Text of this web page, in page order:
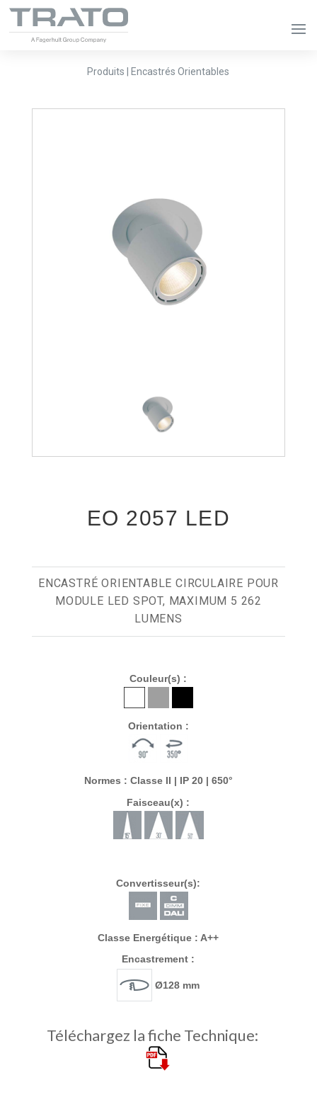
Produits | Encastrés Orientables
EO 2057 LED
ENCASTRÉ ORIENTABLE CIRCULAIRE POUR
MODULE LED SPOT, MAXIMUM 5 262
LUMENS
Couleur(s) :
Orientation :
Normes : Classe II | IP 20 | 650°
Faisceau(x) :
Convertisseur(s):
Classe Energétique : A++
Encastrement :
Ø128 mm
Téléchargez la fiche Technique: